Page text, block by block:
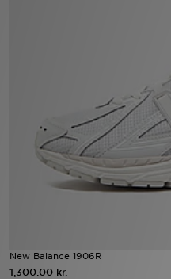
New Balance 1906R
1,300.00 kr.